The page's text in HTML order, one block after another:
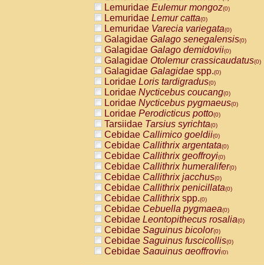
Lemuridae Eulemur mongoz(0)
Lemuridae Lemur catta(0)
Lemuridae Varecia variegata(0)
Galagidae Galago senegalensis(0)
Galagidae Galago demidovii(0)
Galagidae Otolemur crassicaudatus(0)
Galagidae Galagidae spp.(0)
Loridae Loris tardigradus(0)
Loridae Nycticebus coucang(0)
Loridae Nycticebus pygmaeus(0)
Loridae Perodicticus potto(0)
Tarsiidae Tarsius syrichta(0)
Cebidae Callimico goeldii(0)
Cebidae Callithrix argentata(0)
Cebidae Callithrix geoffroyi(0)
Cebidae Callithrix humeralifer(0)
Cebidae Callithrix jacchus(0)
Cebidae Callithrix penicillata(0)
Cebidae Callithrixspp.(0)
Cebidae Cebuella pygmaea(0)
Cebidae Leontopithecus rosalia(0)
Cebidae Saguinus bicolor(0)
Cebidae Saguinus fuscicollis(0)
Cebidae Saguinus geoffroyi(0)